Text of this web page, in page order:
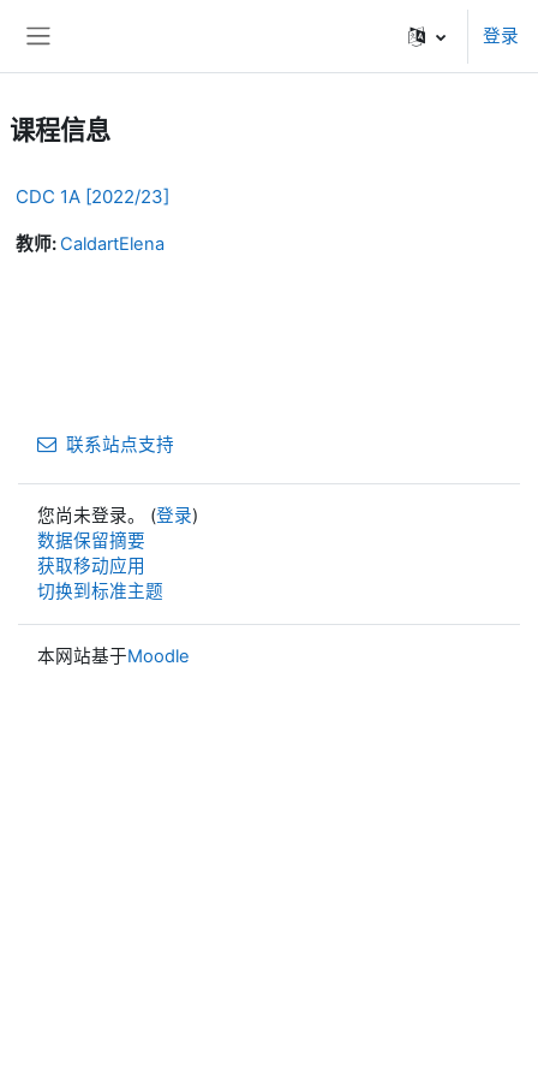
登录
课程信息
CDC 1A [2022/23]
教师:CaldartElena
联系站点支持
您尚未登录。 (登录)
‎数据保留摘要‎
获取移动应用
切换到标准主题
本网站基于Moodle